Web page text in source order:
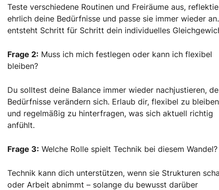
Teste verschiedene Routinen und Freiräume aus,
ehrlich deine Bedürfnisse und passe sie immer wieder
entsteht Schritt für Schritt dein individuelles
Frage 2: Muss ich mich festlegen oder kann ich flexibel
bleiben?
Du solltest deine Balance immer wieder nachjustieren,
Bedürfnisse verändern sich. Erlaub dir, flexibel zu bleiben
und regelmäßig zu hinterfragen, was sich aktuell richtig
anfühlt.
Frage 3: Welche Rolle spielt Technik bei diesem Wandel?
Technik kann dich unterstützen, wenn sie Strukturen
oder Arbeit abnimmt – solange du bewusst darüber